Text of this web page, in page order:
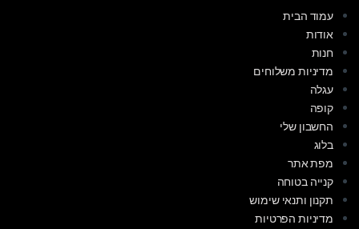
עמוד הבית
אודות
חנות
מדיניות משלוחים
עגלה
קופה
החשבון שלי
בלוג
מפת אתר
קנייה בטוחה
תקנון ותנאי שימוש
מדיניות הפרטיות